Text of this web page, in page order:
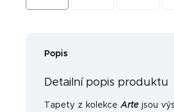
Popis
Detailní popis produktu
Tapety z kolekceArtejsou